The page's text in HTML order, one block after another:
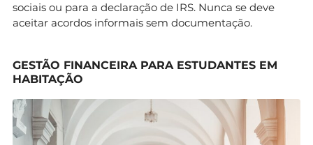
sociais ou para a declaração de IRS. Nunca se deve
aceitar acordos informais sem documentação.
GESTÃO FINANCEIRA PARA ESTUDANTES EM
HABITAÇÃO